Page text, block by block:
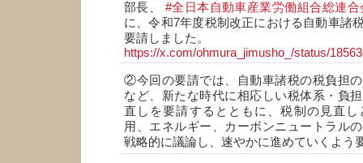
部長、 #全日本自動車産業労働組合総連合
に、令和7年度税制改正における自動車諸
要請しました。
https://x.com/ohmura_jimusho_/status/
②今回の要請では、自動車諸税の税負担
など、新たな時代に相応しい税体系・負
直しを要請するとともに、税制の見直
用、エネルギー、カーボンニュートラル
戦略的に議論し、速やかに進めていくよう